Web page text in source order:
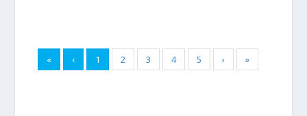
« ‹ 1 2 3 4 5 › »